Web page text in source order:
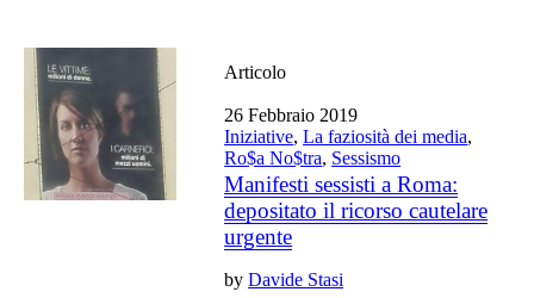
Articolo
26 Febbraio 2019
Iniziative,La faziosità dei media,
Ro$a No$tra, Sessismo
Manifesti sessisti a Roma:
depositato il ricorso cautelare
urgente
byDavide Stasi